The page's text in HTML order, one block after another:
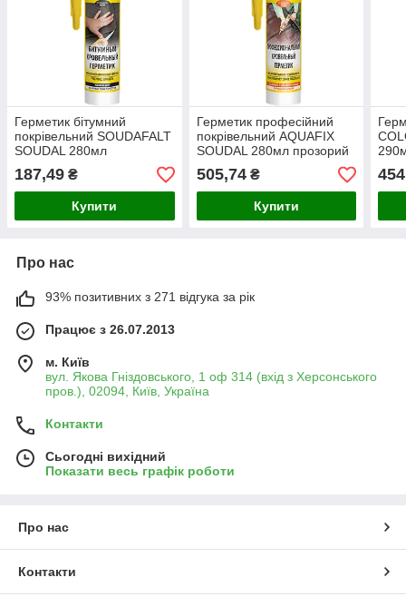
Герметик бітумний
покрівельний SOUDAFALT
SOUDAL 280мл
187,49 ₴
Купити
Герметик професійний
покрівельний AQUAFIX
SOUDAL 280мл прозорий
505,74₴
Купити
Про нас
93% позитивних з 271 відгука за рік
Працює з 26.07.2013
м. Київ
вул. Якова Гніздовського, 1 оф 314 (вхід з Херсонського
пров.), 02094, Київ, Україна
Контакти
Сьогодні вихідний
Показати весь графік роботи
Про нас
Контакти